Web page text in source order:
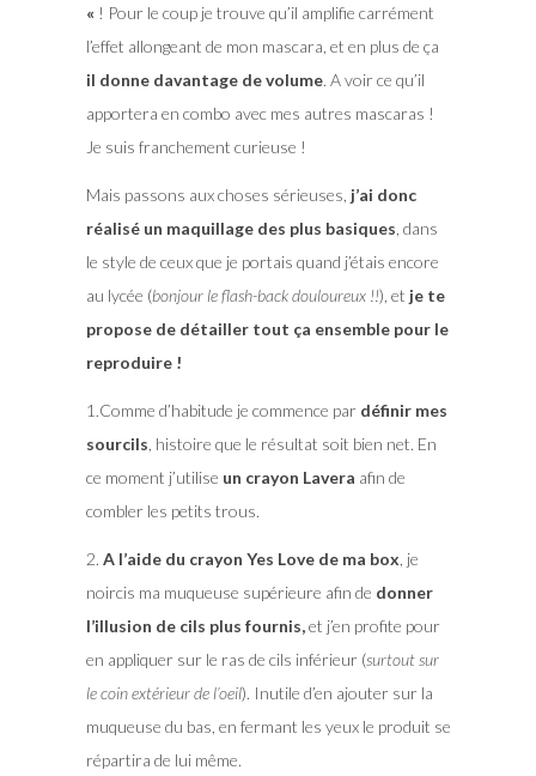
« ! Pour le coup je trouve qu’il amplifie carrément
l’effet allongeant de mon mascara, et en plus de ça
il donne davantage de volume. A voir ce qu’il
apportera en combo avec mes autres mascaras !
Je suis franchement curieuse !
Mais passons aux choses sérieuses, j’ai donc
réalisé un maquillage des plus basiques , dans
le style de ceux que je portais quand j’étais encore
au lycée (bonjour le flash-back douloureux !!), et je te
propose de détailler tout ça ensemble pour le
reproduire !
1.Comme d’habitude je commence par définir mes
sourcils , histoire que le résultat soit bien net. En
ce moment j’utilise un crayon Lavera afin de
combler les petits trous.
2. A l’aide du crayon Yes Love de ma box , je
noircis ma muqueuse supérieure afin de donner
l’illusion de cils plus fournis,et j’en profite pour
en appliquer sur le ras de cils inférieur (surtout sur
le coin extérieur de l’oeil). Inutile d’en ajouter sur la
muqueuse du bas, en fermant les yeux le produit se
répartira de lui même.